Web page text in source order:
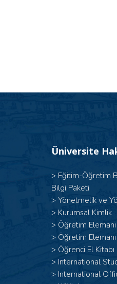
Üniversite
> Eğitim-Öğretim
Bilgi Paketi
> Yönetmelik ve
> Kurumsal Kimlik
> Öğretim Elemanı
> Öğretim Elemanı
> Öğrenci El Kitabı
> International
> International